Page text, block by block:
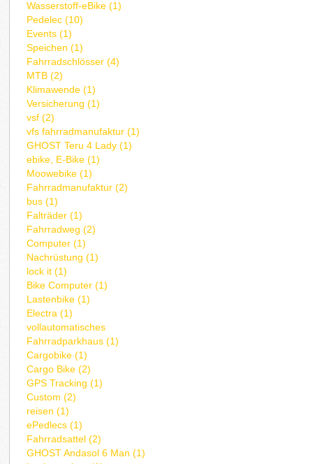
Wasserstoff-eBike (1)
Pedelec (10)
Events (1)
Speichen (1)
Fahrradschlösser (4)
MTB (2)
Klimawende (1)
Versicherung (1)
vsf (2)
vfs fahrradmanufaktur (1)
GHOST Teru 4 Lady (1)
ebike, E-Bike (1)
Moowebike (1)
Fahrradmanufaktur (2)
bus (1)
Falträder (1)
Fahrradweg (2)
Computer (1)
Nachrüstung (1)
lock it (1)
Bike Computer (1)
Lastenbike (1)
Electra (1)
vollautomatisches
Fahrradparkhaus (1)
Cargobike (1)
Cargo Bike (2)
GPS Tracking (1)
Custom (2)
reisen (1)
ePedlecs (1)
Fahrradsattel (2)
GHOST Andasol 6 Man (1)